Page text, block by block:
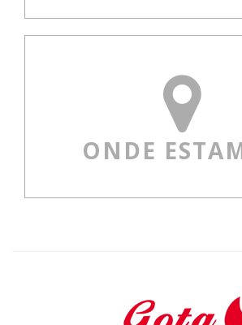
ONDE